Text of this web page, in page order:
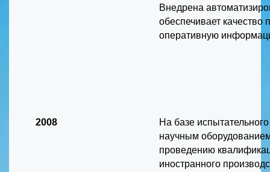
Внедрена
обеспечивает качество
оперативную
2008
На базе
научным
проведению
иностранного